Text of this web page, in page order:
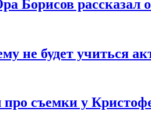
Борисов рассказал
не будет учиться
съемки у